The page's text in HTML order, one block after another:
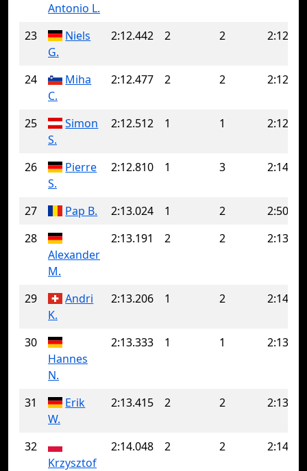
Antonio L.
23
Niels
G.
2:12.442 2 2
24
Miha
C.
2:12.477 2 2
25
Simon
S.
2:12.512 1 1
26
Pierre
S.
2:12.810 1 3
27 Pap B. 2:13.024 1 2
28
Alexander
M.
2:13.191 2 2
29
Andri
K.
2:13.206 1 2
30
Hannes
N.
2:13.333 1 1
31
Erik
W.
2:13.415 2 2
32
Krzysztof
2:14.048 2 2